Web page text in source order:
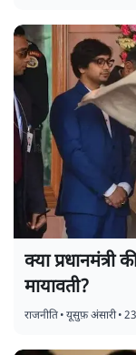
क्या प्रधानमंत्री
मायावती?
राजनीति•यूसुफ़ अंसारी•